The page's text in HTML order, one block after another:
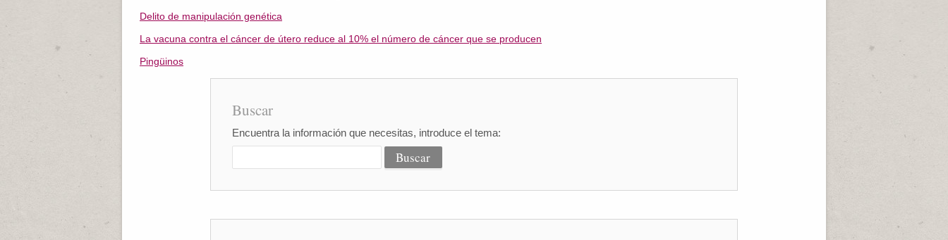
Delito de manipulación genética
La vacuna contra el cáncer de útero reduce al 10% el número de cáncer que se producen
Pingüinos
Buscar
Encuentra la información que necesitas, introduce el tema: